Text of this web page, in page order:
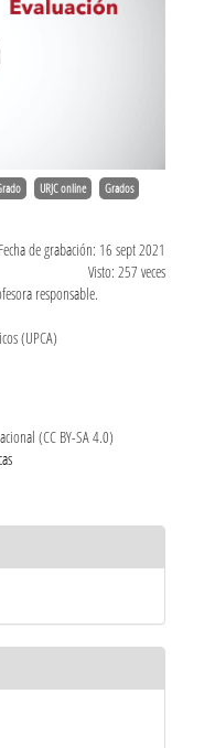
URJC online Grados
Fecha de grabación: 16 sept 2021
Visto: 257 veces
responsable.
(UPCA)
(CC BY-SA 4.0)